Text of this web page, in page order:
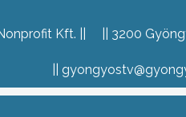
Kft. 3200